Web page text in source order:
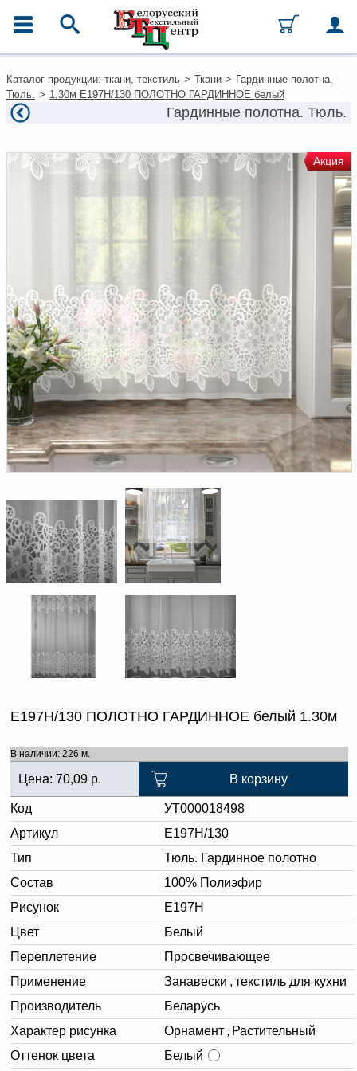
Каталог
Ткани
Домашний текстиль
Ковры
Текстиль для ресторанов и
гостиниц
Текстильная галантерея и
фурнитура
Условия работы
Оплата и доставка
Как оформить заказ
Вакансии
Как нас найти
Написать нам
Доверенность на
получение груза
Документы по работе с
персональными данными
Письмо руководителю
Вопросы и ответы
Новости | Статьи
Каталог продукции: ткани, текстиль > Ткани > Гардинные полотна.
Тюль. > 1.30м Е197Н/130 ПОЛОТНО ГАРДИННОЕ белый
Гардинные полотна. Тюль.
Акция
Е197Н/130 ПОЛОТНО ГАРДИННОЕ белый 1.30м
В наличии: 226 м.
Цена: 70,09 р. В корзину
Код
УТ000018498
Артикул
Е197Н/130
Тип
Тюль. Гардинное полотно
Состав
100% Полиэфир
Рисунок
Е197Н
Цвет
Белый
Переплетение
Просвечивающее
Применение
Занавески , текстиль для кухни
Производитель
Беларусь
Характер рисунка
Орнамент , Растительный
Оттенок цвета
Белый
Добавить